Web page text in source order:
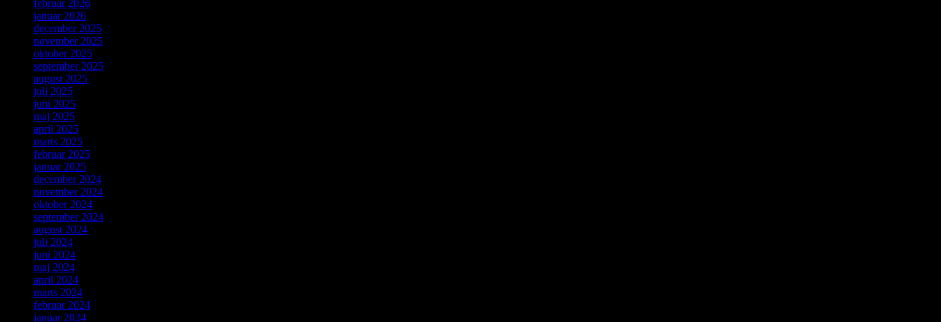
februar 2026
januar 2026
december 2025
november 2025
oktober 2025
september 2025
august 2025
juli 2025
juni 2025
maj 2025
april 2025
marts 2025
februar 2025
januar 2025
december 2024
november 2024
oktober 2024
september 2024
august 2024
juli 2024
juni 2024
maj 2024
april 2024
marts 2024
februar 2024
januar 2024